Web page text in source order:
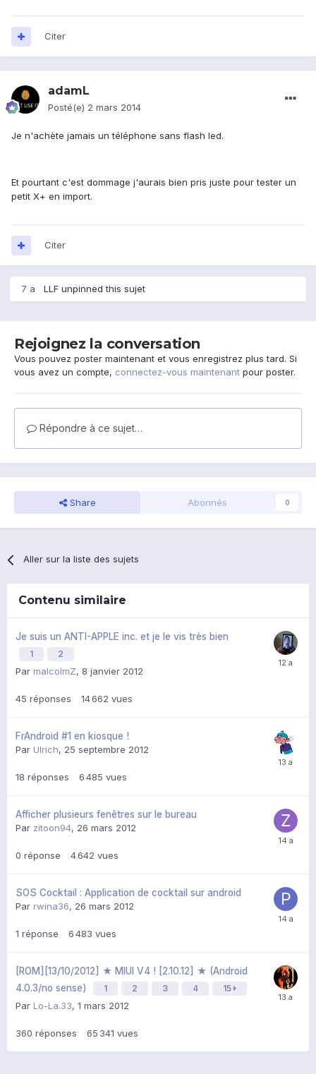
Citer
adamL
Posté(e) 2 mars 2014
Je n'achète jamais un téléphone sans flash led.
Et pourtant c'est dommage j'aurais bien pris juste pour tester un
petit X+ en import.
Citer
7 a LLF unpinned this sujet
Rejoignez la conversation
Vous pouvez poster maintenant et vous enregistrez plus tard. Si
vous avez un compte, connectez-vous maintenant pour poster.
Répondre à ce sujet…
Share Abonnés 0
Aller sur la liste des sujets
Contenu similaire
Je suis un ANTI-APPLE inc. et je le vis très bien
1 2
Par malcolmZ, 8 janvier 2012
45 réponses 14 662 vues
FrAndroid #1 en kiosque !
Par Ulrich, 25 septembre 2012
18 réponses 6 485 vues
Afficher plusieurs fenêtres sur le bureau
Par zitoon94, 26 mars 2012
0 réponse 4 642 vues
SOS Cocktail : Application de cocktail sur android
Par rwina36, 26 mars 2012
1 réponse 6 483 vues
[ROM][13/10/2012] ★ MIUI V4 ! [2.10.12] ★ (Android
4.0.3/no sense)
1 2 3 4 15
Par Lo-La.33, 1 mars 2012
360 réponses 65 341 vues